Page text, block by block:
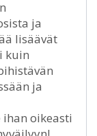
ja
lisäävät
kuin
ja
oikeasti